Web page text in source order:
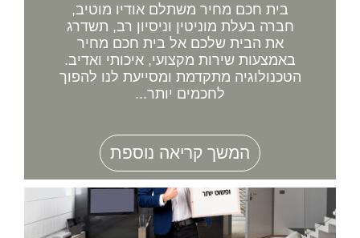
בית חכם מחיר משתלם אודיו מוטיב,
חברה בעלת מוניטין וניסיון רב, תשדרג
את הבית שלכם אל בית חכם מחיר
באמצעות שירות מקצועי, איכותי ואדיב.
הטכנולוגיה מתקדמת ומסייעת לנו להפוך
לחכמים יותר...
המשך קריאה נוספת